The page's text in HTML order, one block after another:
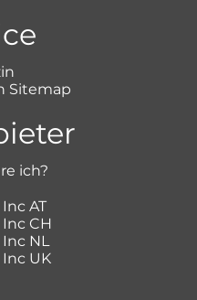
Sitemap
ich?
AT
CH
NL
UK